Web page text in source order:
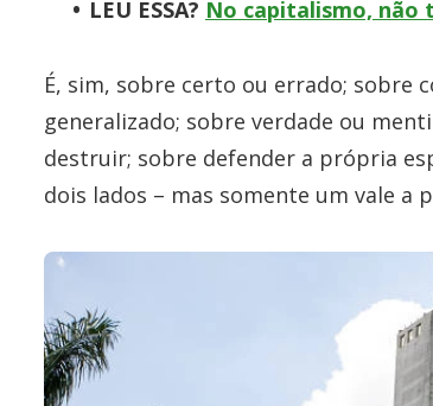
LEU ESSA? No capitalismo, não
É, sim, sobre certo ou errado; sobre
generalizado; sobre verdade ou
destruir; sobre defender a própria
dois lados – mas somente um vale a